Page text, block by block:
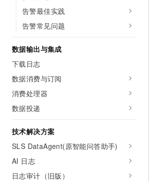
告警最佳实践
告警常见问题
数据输出与集成
下载日志
数据消费与订阅
消费处理器
数据投递
技术解决方案
SLS DataAgent(原智能问答助手)
AI 日志
日志审计（旧版）